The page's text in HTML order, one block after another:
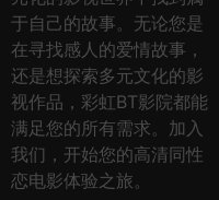
于自己的故事。无论您是
在寻找感人的爱情故事，
还是想探索多元文化的影
视作品，彩虹BT影院都能
满足您的所有需求。加入
我们，开始您的高清同性
恋电影体验之旅。